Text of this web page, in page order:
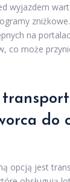
wyjazdem
na
co może
do
opcją jest